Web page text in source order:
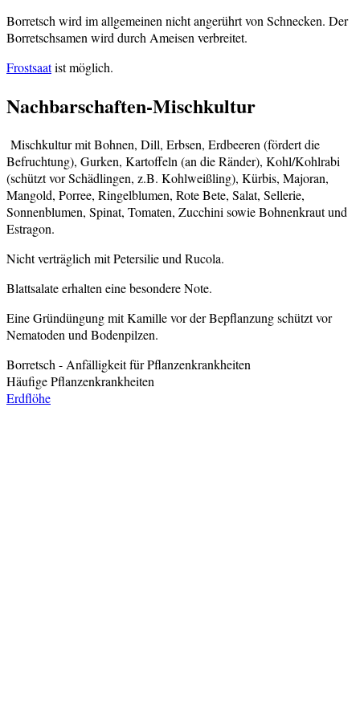
Borretsch wird im allgemeinen nicht angerührt von Schnecken. Der
Borretschsamen wird durch Ameisen verbreitet.
Frostsaatist möglich.
Nachbarschaften-Mischkultur
Mischkultur mit Bohnen, Dill, Erbsen, Erdbeeren (fördert die
Befruchtung), Gurken, Kartoffeln (an die Ränder), Kohl/Kohlrabi
(schützt vor Schädlingen, z.B. Kohlweißling), Kürbis, Majoran,
Mangold, Porree, Ringelblumen, Rote Bete, Salat, Sellerie,
Sonnenblumen, Spinat, Tomaten, Zucchini sowie Bohnenkraut und
Estragon.
Nicht verträglich mit Petersilie und Rucola.
Blattsalate erhalten eine besondere Note.
Eine Gründüngung mit Kamille vor der Bepflanzung schützt vor
Nematoden und Bodenpilzen.
Borretsch - Anfälligkeit für Pflanzenkrankheiten
Häufige Pflanzenkrankheiten
Erdflöhe